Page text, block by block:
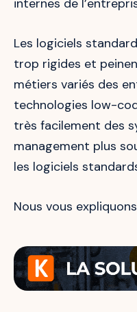
internes de
Les logiciels
trop rigides et
métiers variés des
technologies low-
très facilement des
management plus
les logiciels
Nous vous